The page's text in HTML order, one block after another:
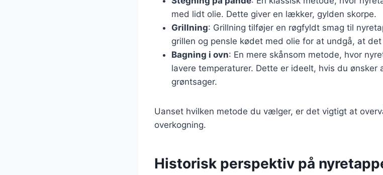
med lidt olie. Dette giver en lækker, gylden skorpe.
Grillning: Grillning tilføjer en røgfyldt smag til
grillen og pensle kødet med olie for at undgå, at
Bagning i ovn: En mere skånsom metode, hvor
lavere temperaturer. Dette er ideelt, hvis du ønsker
grøntsager.
Uanset hvilken metode du vælger, er det vigtigt at
overkogning.
Historisk perspektiv på